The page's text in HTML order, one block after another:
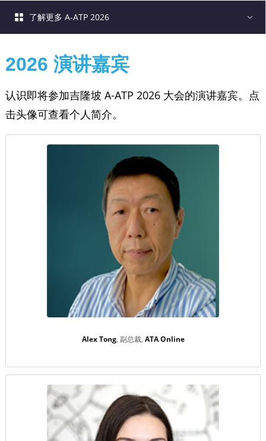
2026 演讲嘉宾
认识即将参加吉隆坡 A-ATP 2026 大会的演讲嘉宾。点
击头像可查看个人简介。
Alex Tong 副总裁 ATA Online
了解更多 A-ATP 2026